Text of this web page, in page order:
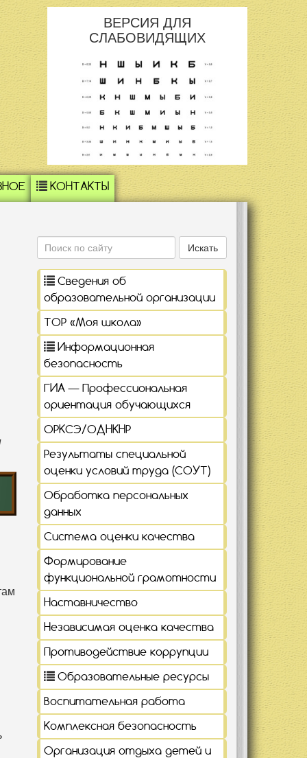
ВЕРСИЯ ДЛЯ
СЛАБОВИДЯЩИХ
КОНТАКТЫ
Поиск
Искать
Сведения об
образовательной организации
ТОР «Моя школа»
Информационная
безопасность
ГИА — Профессиональная
ориентация обучающихся
ОРКСЭ/ОДНКНР
Результаты специальной
оценки условий труда (СОУТ)
Обработка персональных
данных
Система оценки качества
Формирование
функциональной грамотности
Наставничество
Независимая оценка качества
Противодействие коррупции
Образовательные ресурсы
Воспитательная работа
Комплексная безопасность
Организация отдыха детей и